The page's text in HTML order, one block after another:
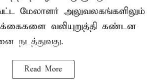
மேலாளர் அலுவலகங்களிலும்
வலியுறுத்தி கண்டன
நடத்துவது.
Read More